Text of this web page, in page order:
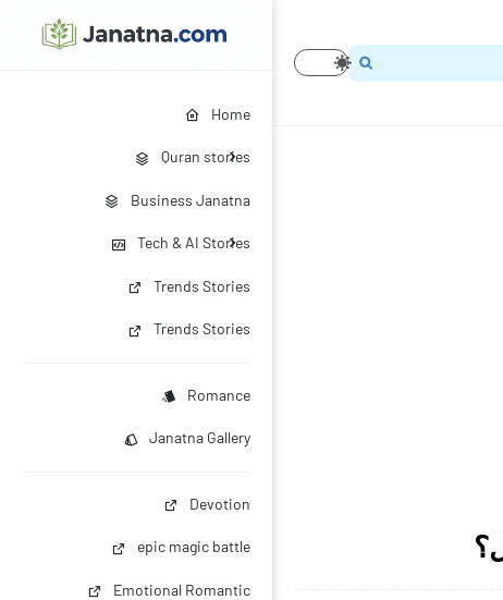
Home
Quran stories
Business Janatna
Tech & AI Stories
Trends Stories
Trends Stories
Romance
Janatna Gallery
Devotion
epic magic battle
Emotional Romantic